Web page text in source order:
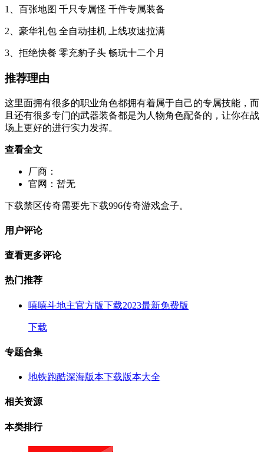
1、百张地图 千只专属怪 千件专属装备
2、豪华礼包 全自动挂机 上线攻速拉满
3、拒绝快餐 零充豹子头 畅玩十二个月
推荐理由
这里面拥有很多的职业角色都拥有着属于自己的专属技能，而
且还有很多专门的武器装备都是为人物角色配备的，让你在战
场上更好的进行实力发挥。
查看全文
厂商：
官网： 暂无
下载禁区传奇需要先下载996传奇游戏盒子。
用户评论
查看更多评论
热门推荐
嘻嘻斗地主官方版下载2023最新免费版
下载
专题合集
地铁跑酷深海版本下载版本大全
相关资源
本类排行